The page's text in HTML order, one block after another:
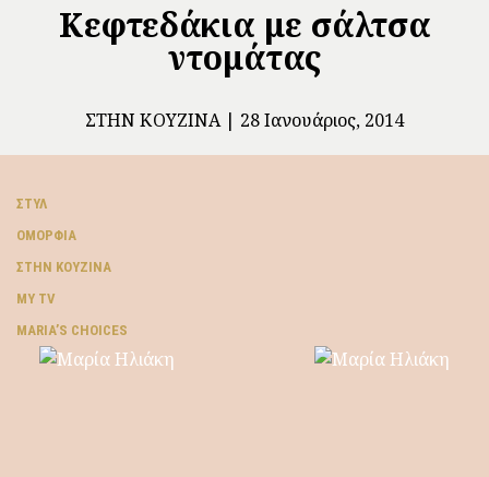
Κεφτεδάκια με σάλτσα
ντομάτας
ΣΤΗΝ ΚΟΥΖΊΝΑ 28 Ιανουάριος, 2014
ΣΤΥΛ
ΟΜΟΡΦΙΆ
ΣΤΗΝ ΚΟΥΖΊΝΑ
MY TV
ΜARIA’S CHOICES